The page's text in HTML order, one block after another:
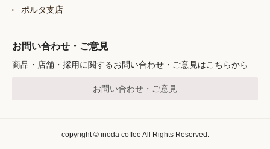
ポルタ支店
お問い合わせ・ご意見
商品・店舗・採用に関するお問い合わせ・ご意見はこちらから
お問い合わせ・ご意見
copyright © inoda coffee All Rights Reserved.